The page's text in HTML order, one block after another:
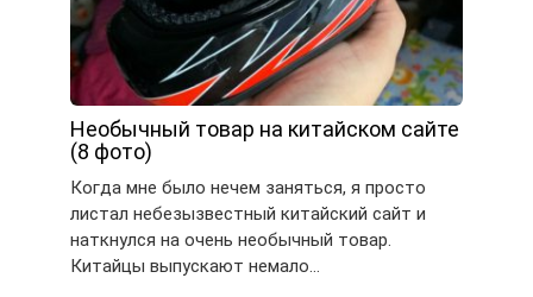
Необычный товар на китайском сайте
(8 фото)
Когда мне было нечем заняться, я просто
листал небезызвестный китайский сайт и
наткнулся на очень необычный товар.
Китайцы выпускают немало…